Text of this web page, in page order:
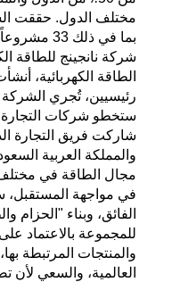
مختلف الدول. حققت
بما في ذلك 33 مشروعاً فائق الجهد تتجاوز 800 كيلوفولت. شركتنا هي أكبر مورد للعوازل في المشاريع الهندسية الوطنية.
شركة نانجينج للطاقة
رئيسيين، تُجري الشركة
ستخطو شركات التجارة
شاركت فريق التجارة
والمملكة العربية
مجال الطاقة في مختلف
في مواجهة المستقبل،
الفائق، وبناء "الحزام
للمجموعة بالاعتماد
والمنتجات المرتبطة
العالمية، والسعي